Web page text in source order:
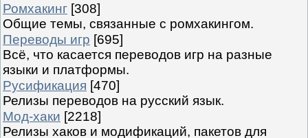
Ромхакинг [308]
Общие темы, связанные с ромхакингом.
Переводы игр [695]
Всё, что касается переводов игр на разные
языки и платформы.
Русификация [470]
Релизы переводов на русский язык.
Мод-хаки [2218]
Релизы хаков и модификаций, пакетов для